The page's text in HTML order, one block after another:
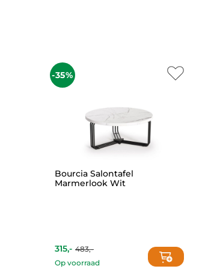
-35%
Bourcia Salontafel
Marmerlook Wit
315,-
Current
price
483,-
Original
price
Op voorraad